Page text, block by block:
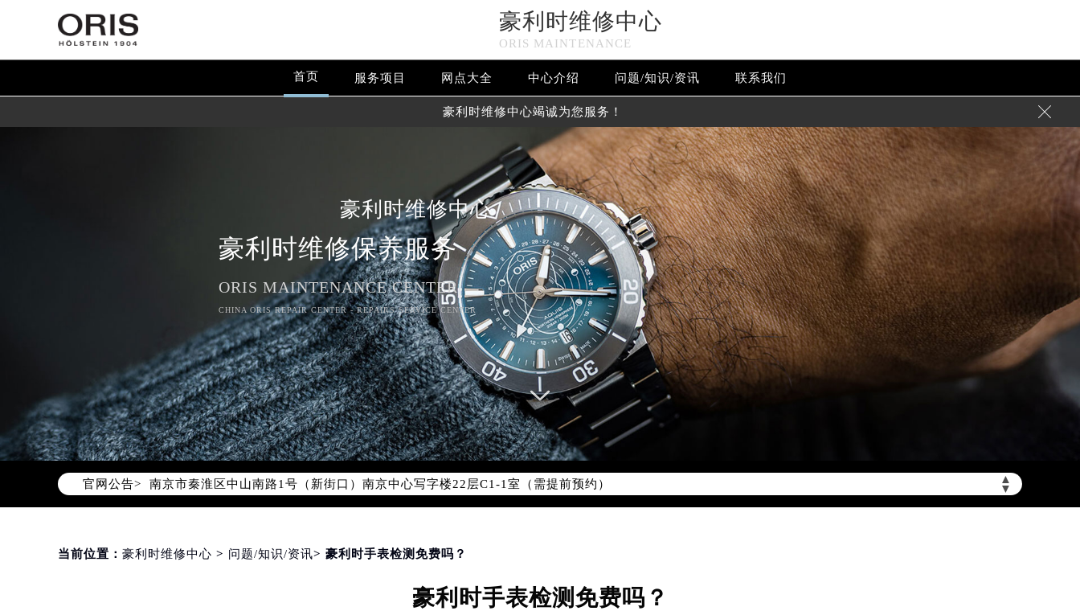
豪利时维修中心
ORIS MAINTENANCE
首页 服务项目 网点大全 中心介绍 问题/知识/资讯 联系我们
豪利时维修中心竭诚为您服务！ 
豪利时维修中心
豪利时维修保养服务
ORIS MAINTENANCE CENTER
CHINA ORIS REPAIR CENTER - REPAIRS SERVICE CENTER
官网公告> ▲
▼
2026年8月豪利时中国区售后服务网络优化升级公告
2026年8月豪利时全国官方售后客户服务热线：400-609-9509
豪利时官方全国统一服务热线400-609-9509，服务覆盖中国大陆、香港、澳门、台湾全部区域（非大陆需加拨“+86”）
2026年8月豪利时售后服务中心最新网点地址：
北京市朝阳区建国门外大街甲6号华熙国际中心写字楼D座11层1102室（北京总部）（需提前预约）
北京市东城区东长安街1号东方广场写字楼W3座6层602室（需提前预约）
天津市和平区赤峰道136号天津国际金融中心写字楼26层2603室（需提前预约）
上海市徐汇区虹桥路3号港汇中心写字楼2座37层3705室（需提前预约）
上海市黄浦区南京东路299号宏伊国际广场写字楼8层806室（需提前预约）
南京市秦淮区中山南路1号（新街口）南京中心写字楼22层C1-1室（需提前预约）
常州市新北区龙锦路1590号现代传媒中心写字楼5号楼10层1008室（需提前预约）
扬州市邗江区国展路29号星耀天地写字楼1号楼18层1803室（需提前预约）
泰州市海陵区永定东路399号置地商务中心东塔写字楼（华润万象城）17层1706室（需提前预约）
当前位置： 豪利时维修中心 > 问题/知识/资讯> 豪利时手表检测免费吗？
豪利时手表检测免费吗？